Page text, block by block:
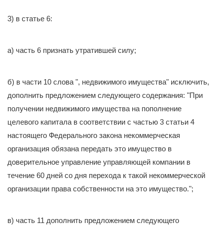
3) в статье 6:
а) часть 6 признать утратившей силу;
б) в части 10 слова ", недвижимого имущества" исключить,
дополнить предложением следующего содержания: "При
получении недвижимого имущества на пополнение
целевого капитала в соответствии с частью 3 статьи 4
настоящего Федерального закона некоммерческая
организация обязана передать это имущество в
доверительное управление управляющей компании в
течение 60 дней со дня перехода к такой некоммерческой
организации права собственности на это имущество.";
в) часть 11 дополнить предложением следующего